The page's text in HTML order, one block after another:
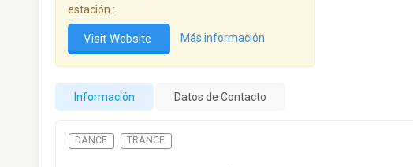
estación :
Visit Website Más información
Información Datos de Contacto
DANCE TRANCE